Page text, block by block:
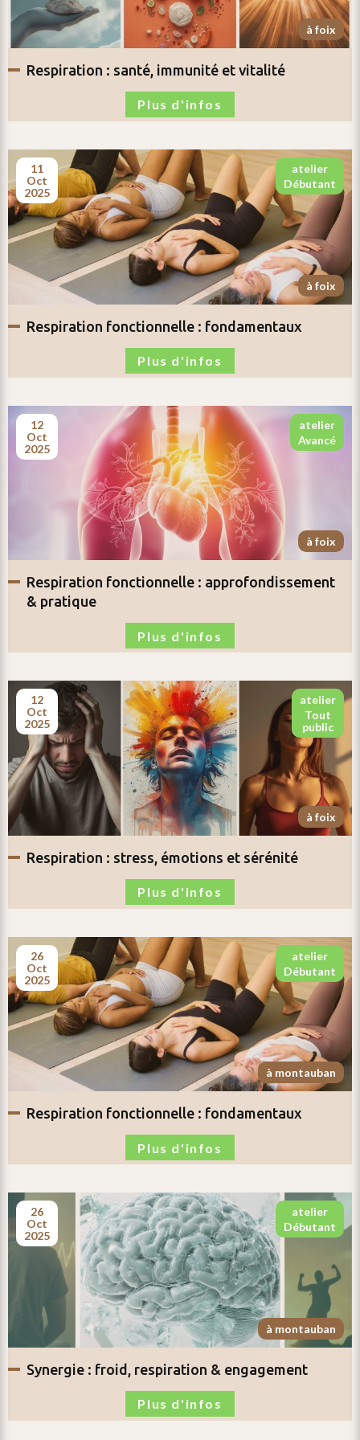
à foix
respiration : santé, immunité et vitalité
Plus d'infos
11
oct
2025
atelier
débutant
à foix
respiration fonctionnelle : fondamentaux
Plus d'infos
12
oct
2025
atelier
avancé
à foix
respiration fonctionnelle : approfondissement
& pratique
Plus d'infos
12
oct
2025
atelier
tout
public
à foix
respiration : stress, émotions et sérénité
Plus d'infos
26
oct
2025
atelier
débutant
à montauban
respiration fonctionnelle : fondamentaux
Plus d'infos
26
oct
2025
atelier
débutant
à montauban
synergie : froid, respiration & engagement
Plus d'infos